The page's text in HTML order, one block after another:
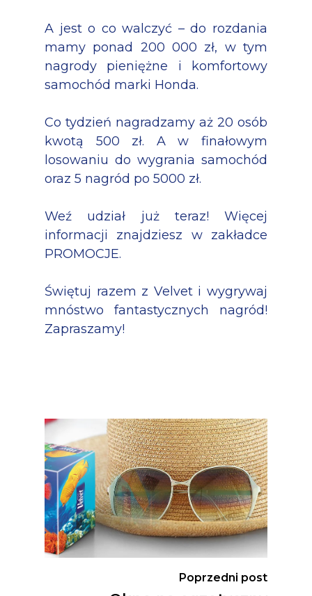
A jest o co walczyć – do rozdania
mamy ponad 200 000 zł, w tym
nagrody pieniężne i komfortowy
samochód marki Honda.
Co tydzień nagradzamy aż 20 osób
kwotą 500 zł. A w finałowym
losowaniu do wygrania samochód
oraz 5 nagród po 5000 zł.
Weź udział już teraz! Więcej
informacji znajdziesz w zakładce
PROMOCJE.
Świętuj razem z Velvet i wygrywaj
mnóstwo fantastycznych nagród!
Zapraszamy!
Poprzedni post